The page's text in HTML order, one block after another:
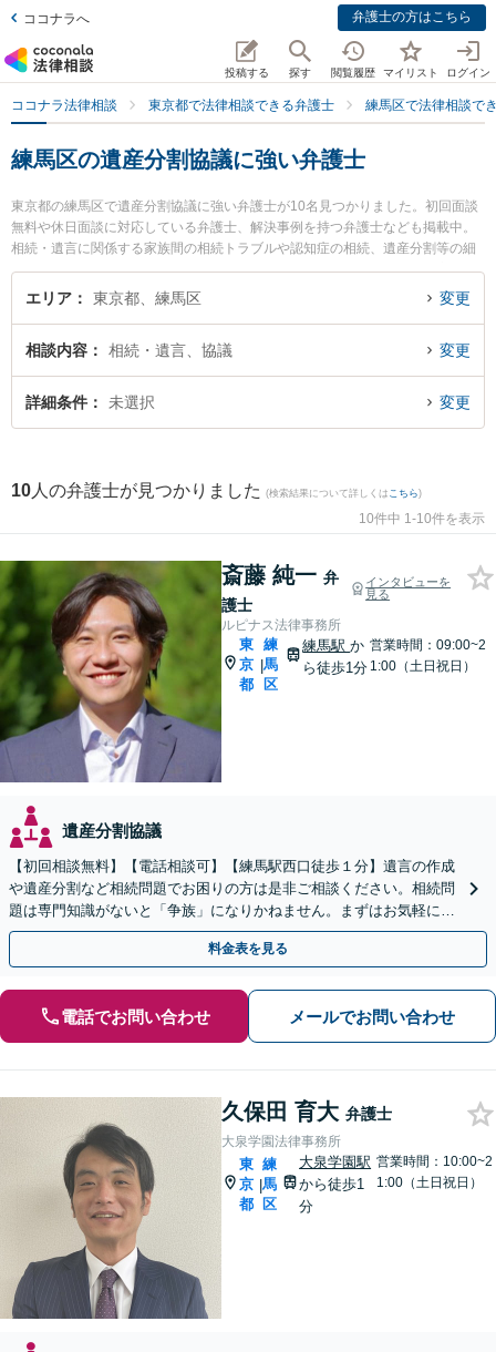
ココナラへ 弁護士の方はこちら
投稿する 探す 閲覧履歴 マイリスト ログイン
ココナラ法律相談 東京都で法律相談できる弁護士 練馬区で法律相談で
練馬区の遺産分割協議に強い弁護士
東京都の練馬区で遺産分割協議に強い弁護士が10名見つかりました。初回面談
無料や休日面談に対応している弁護士、解決事例を持つ弁護士なども掲載中。
相続・遺言に関係する家族間の相続トラブルや認知症の相続、遺産分割等の細
かな分野での絞り込み検索もでき便利です。特にルピナス法律事務所の斎藤 純
一弁護士や大泉学園法律事務所の久保田 育大弁護士、秋和法律事務所の秋和 雄
相談したい』『遺産分割協議のトラブル解決の実績豊富な近くの弁護士を検索
したい』『初回相談無料で遺産分割協議を法律相談できる練馬区内の弁護士に
相談予約したい』などでお困りの相談者さんにおすすめです。
エリア 東京都、練馬区 変更
相談内容 相続・遺言、協議 変更
詳細条件 未選択 変更
10 人の弁護士が見つかりました (検索結果について詳しくは こちら)
10件中 1-10件を表示
斎藤 純一 弁
護士
インタビューを
見る
ルピナス法律事務所
東
京
都
|
練
馬
区
練馬駅か
ら徒歩1分
営業時間：09:00~2
1:00（土日祝日）
遺産分割協議
【初回相談無料】【電話相談可】【練馬駅西口徒歩１分】遺言の作成
や遺産分割など相続問題でお困りの方は是非ご相談ください。相続問
題は専門知識がないと「争族」になりかねません。まずはお気軽にご
相談ください。【中央大学実務講師】
料金表を見る
電話でお問い合わせ メールでお問い合わせ
久保田 育大 弁護士
大泉学園法律事務所
東
京
都
|
練
馬
区
大泉学園駅
から徒歩1
分
営業時間：10:00~2
1:00（土日祝日）